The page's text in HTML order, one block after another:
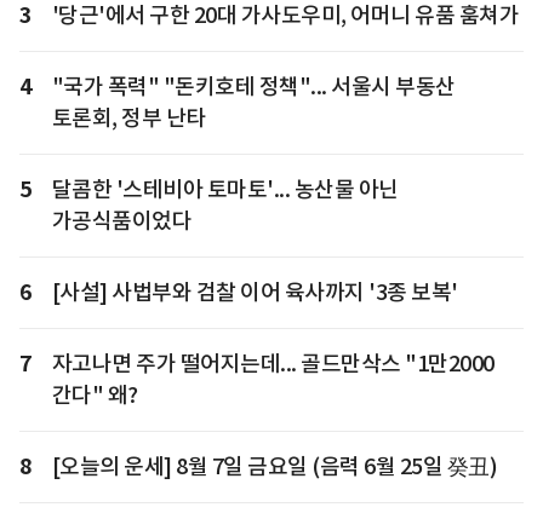
3 '당근'에서 구한 20대 가사도우미, 어머니 유품 훔쳐가
4
"국가 폭력" "돈키호테 정책"... 서울시 부동산
토론회, 정부 난타
5
달콤한 '스테비아 토마토'... 농산물 아닌
가공식품이었다
6 [사설] 사법부와 검찰 이어 육사까지 '3종 보복'
7
자고나면 주가 떨어지는데... 골드만삭스 "1만2000
간다" 왜?
8 [오늘의 운세] 8월 7일 금요일 (음력 6월 25일 癸丑)